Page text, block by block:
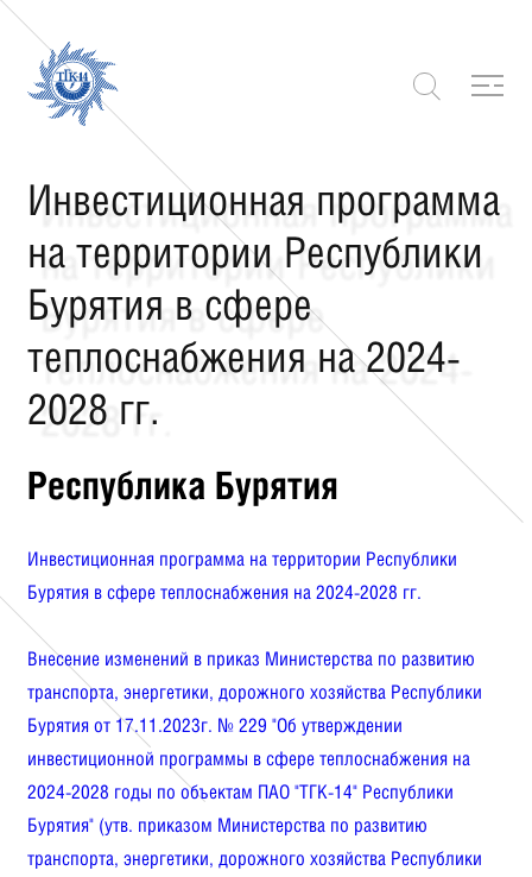
Инвестиционная программа
на территории Республики
Бурятия в сфере
теплоснабжения на 2024-
2028 гг.
Республика Бурятия
Инвестиционная программа на территории Республики
Бурятия в сфере теплоснабжения на 2024-2028 гг.
Внесение изменений в приказ Министерства по развитию
транспорта, энергетики, дорожного хозяйства Республики
Бурятия от 17.11.2023г. № 229 "Об утверждении
инвестиционной программы в сфере теплоснабжения на
2024-2028 годы по объектам ПАО "ТГК-14" Республики
Бурятия" (утв. приказом Министерства по развитию
транспорта, энергетики, дорожного хозяйства Республики